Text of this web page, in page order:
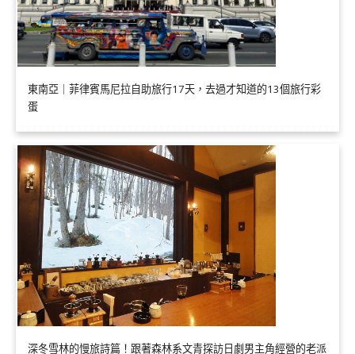
東南亞｜菲律賓馬尼拉自助旅行17天，去過才知道的13個旅行彩
蛋
深冬雪林的慢旅詩篇！跟著森林系文青探訪日劇男主角經營的老派